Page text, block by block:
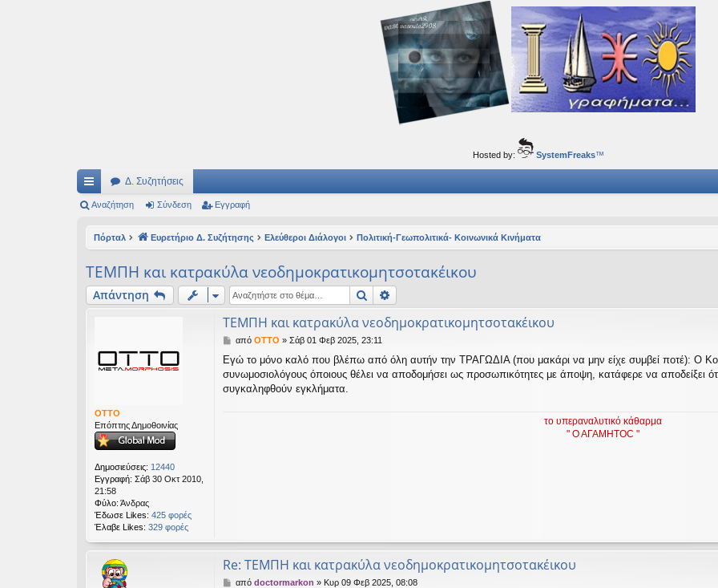
Αυτός ο τόπος φιλοδοξεί να ανοίγει μονοπάτια για τα συναρπαστικά και όμορφα ταξίδια του νού...
Hosted by: SystemFreaks™
ρή
συ
Δ. Συζητήσεις
Αναζήτηση Σύνδεση Εγγραφή
Πόρταλ Ευρετήριο Δ. Συζήτησης Ελεύθεροι Διάλογοι Πολιτική-Γεωπολιτικά- Κοινωνικά Κινήματα
ΤΕΜΠΗ και κατρακύλα νεοδημοκρατικομητσοτακέικου
Απάντηση Αναζήτηση
OTTO
Επόπτης Δημοθοινίας
Δημοσιεύσεις: 12440
Εγγραφή: Σάβ 30 Οκτ 2010,
21:58
Φύλο: Άνδρας
Έδωσε Likes: 425 φορές
Έλαβε Likes: 329 φορές
ΤΕΜΠΗ και κατρακύλα νεοδημοκρατικομητσοτακέικου
Δ
μ
ο
σ
από OTTO » Σάβ 01 Φεβ 2025, 23:11
Εγώ το μόνο καλό που βλέπω από όλη αυτήν την ΤΡΑΓΩΔΙΑ (που μακάρι να μην είχε συμβεί ποτέ): Ο
συνωμοσιολόγους όποιους θέλει να αποδομήσει ως προσωπικότητες με άποψη, κατάφερε να αποδείξει
συγκαληφθούν εγκλήματα.
το υπεραναλυτικό κάθαρμα
" Ο ΑΓΑΜΗΤΟC "
Re: ΤΕΜΠΗ και κατρακύλα νεοδημοκρατικομητσοτακέικου
Δαπό doctormarkon » Κυρ 09 Φεβ 2025, 08:08